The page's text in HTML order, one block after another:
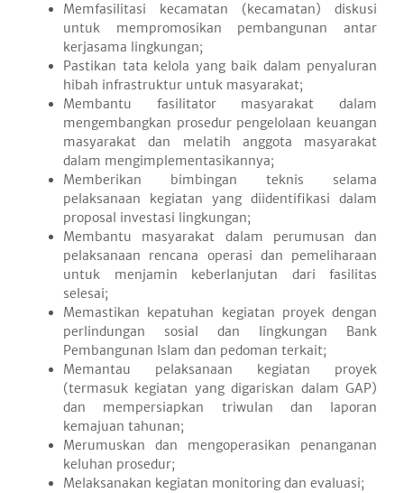
Memfasilitasi kecamatan (kecamatan) diskusi
untuk mempromosikan pembangunan antar
kerjasama lingkungan;
Pastikan tata kelola yang baik dalam penyaluran
hibah infrastruktur untuk masyarakat;
Membantu fasilitator masyarakat dalam
mengembangkan prosedur pengelolaan keuangan
masyarakat dan melatih anggota masyarakat
dalam mengimplementasikannya;
Memberikan bimbingan teknis selama
pelaksanaan kegiatan yang diidentifikasi dalam
proposal investasi lingkungan;
Membantu masyarakat dalam perumusan dan
pelaksanaan rencana operasi dan pemeliharaan
untuk menjamin keberlanjutan dari fasilitas
selesai;
Memastikan kepatuhan kegiatan proyek dengan
perlindungan sosial dan lingkungan Bank
Pembangunan Islam dan pedoman terkait;
Memantau pelaksanaan kegiatan proyek
(termasuk kegiatan yang digariskan dalam GAP)
dan mempersiapkan triwulan dan laporan
kemajuan tahunan;
Merumuskan dan mengoperasikan penanganan
keluhan prosedur;
Melaksanakan kegiatan monitoring dan evaluasi;